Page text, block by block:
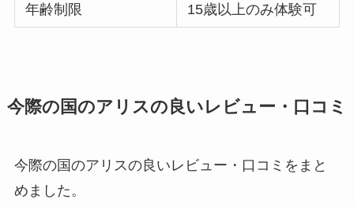
年齢制限 15歳以上のみ体験可
今際の国のアリスの良いレビュー・口コミ
今際の国のアリスの良いレビュー・口コミをまと
めました。